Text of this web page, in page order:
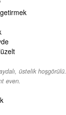
üstelik hoşgörülü.
even.